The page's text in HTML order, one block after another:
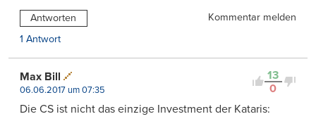
Antworten
Kommentar melden
1 Antwort
13
0
Max Bill
06.06.2017 um 07:35
Die CS ist nicht das einzige Investment der Kataris: